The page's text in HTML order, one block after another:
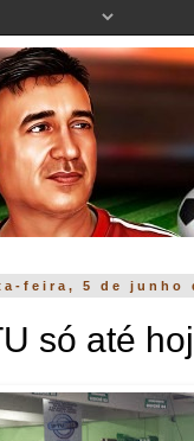
feira, 5 de junho
só até